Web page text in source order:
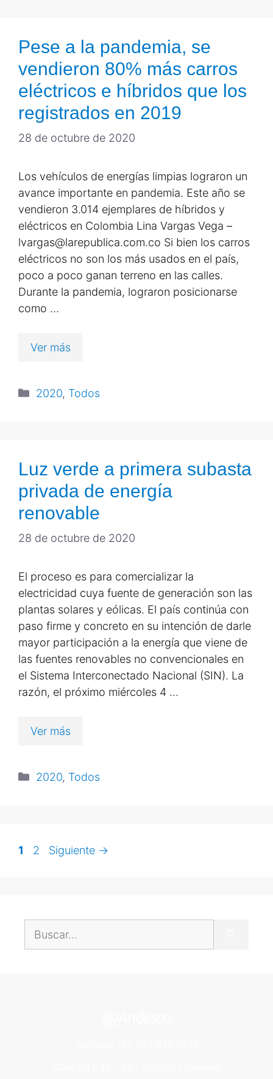
Pese a la pandemia, se
vendieron 80% más carros
eléctricos e híbridos que los
registrados en 2019
28 de octubre de 2020
Los vehículos de energías limpias lograron un
avance importante en pandemia. Este año se
vendieron 3.014 ejemplares de híbridos y
eléctricos en Colombia Lina Vargas Vega –
lvargas@larepublica.com.co Si bien los carros
eléctricos no son los más usados en el país,
poco a poco ganan terreno en las calles.
Durante la pandemia, lograron posicionarse
como …
Ver más
2020, Todos
Luz verde a primera subasta
privada de energía
renovable
28 de octubre de 2020
El proceso es para comercializar la
electricidad cuya fuente de generación son las
plantas solares y eólicas. El país continúa con
paso firme y concreto en su intención de darle
mayor participación a la energía que viene de
las fuentes renovables no convencionales en
el Sistema Interconectado Nacional (SIN). La
razón, el próximo miércoles 4 …
Ver más
2020, Todos
1 2 Siguiente →